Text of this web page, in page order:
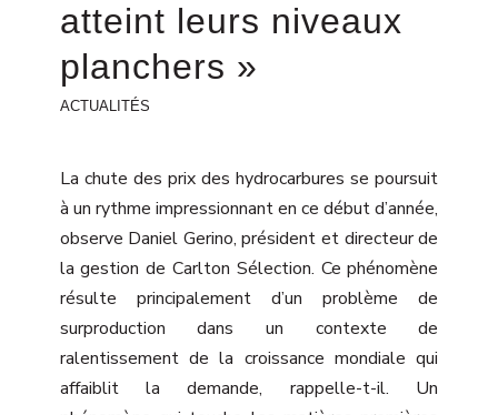
atteint leurs niveaux
planchers »
ACTUALITÉS
La chute des prix des hydrocarbures se poursuit
à un rythme impressionnant en ce début d’année,
observe Daniel Gerino, président et directeur de
la gestion de Carlton Sélection. Ce phénomène
résulte principalement d’un problème de
surproduction dans un contexte de
ralentissement de la croissance mondiale qui
affaiblit la demande, rappelle-t-il. Un